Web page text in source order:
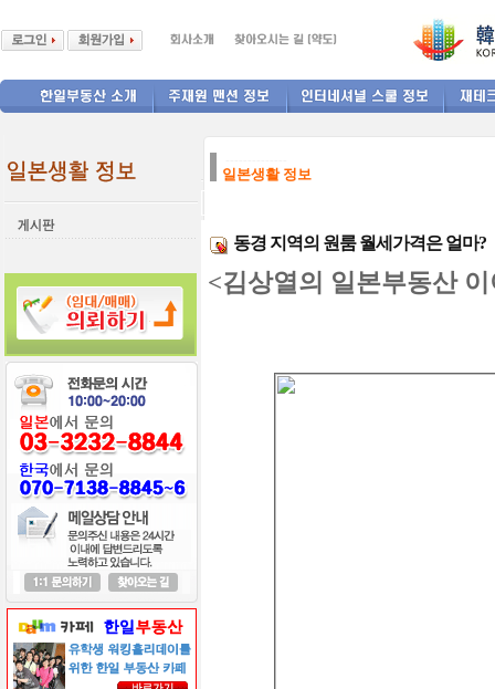
일본생활 정보
동경 지역의 원룸 월세가격은 얼마?
<김상열의 일본부동산